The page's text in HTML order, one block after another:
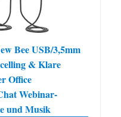
Bee USB/3,5mm
& Klare
Office
Webinar-
und Musik